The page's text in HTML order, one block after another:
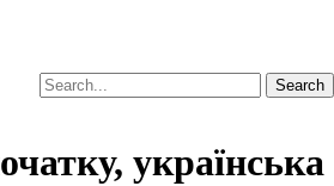
українська